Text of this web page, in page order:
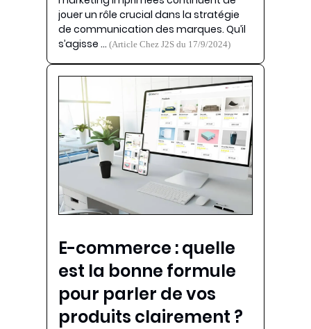
jouer un rôle crucial dans la stratégie
de communication des marques. Qu’il
s’agisse …(Article Chez J2S du 17/9/2024)
E-commerce : quelle
est la bonne formule
pour parler de vos
produits clairement ?